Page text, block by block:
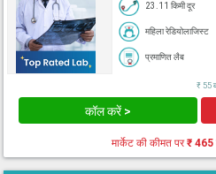
23.11 किमी दूर
महिला रेडियोलाजिस्ट
प्रमाणित लैब
₹ 55
कॉल करें >
मार्केट की कीमत पर₹ 465